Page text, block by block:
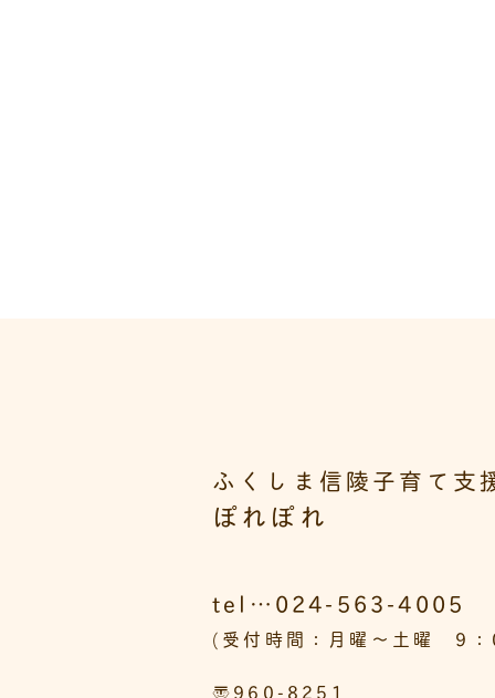
ふくしま信陵子育て支
ぽれぽれ
tel…024-563-4005
(受付時間：月曜～土曜 9
〒960-8251